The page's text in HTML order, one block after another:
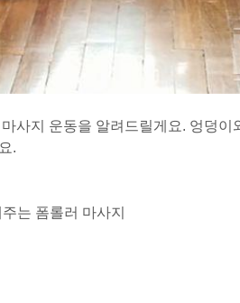
사지 운동을 알려드릴게요. 엉덩이
.
는 폼롤러 마사지